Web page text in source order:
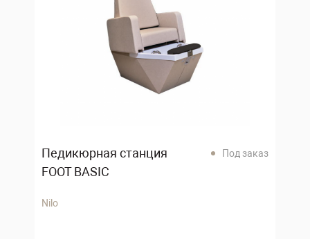
Педикюрная станция
FOOT BASIC
Под заказ
Nilo